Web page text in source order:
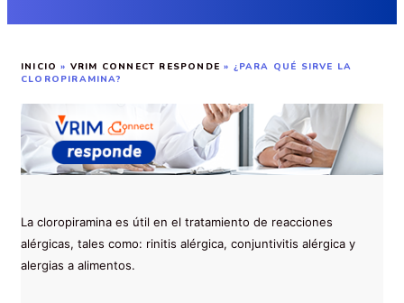
INICIO » VRIM CONNECT RESPONDE » ¿PARA QUÉ SIRVE LA
CLOROPIRAMINA?
La cloropiramina es útil en el tratamiento de reacciones
alérgicas, tales como: rinitis alérgica, conjuntivitis alérgica y
alergias a alimentos.